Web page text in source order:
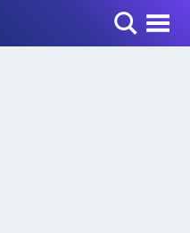
Toggle Menu